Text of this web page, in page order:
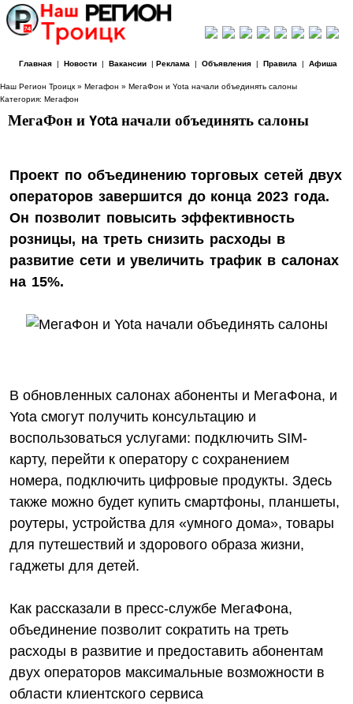
Главная| Новости| Вакансии| Реклама | Объявления| Правила | Афиша
Наш Регион Троицк » Мегафон » МегаФон и Yota начали объединять салоны
Категория: Мегафон
МегаФон и Yota начали объединять салоны
Проект по объединению торговых сетей двух
операторов завершится до конца 2023 года.
Он позволит повысить эффективность
розницы, на треть снизить расходы в
развитие сети и увеличить трафик в салонах
на 15%.
В обновленных салонах абоненты и МегаФона, и
Yota смогут получить консультацию и
воспользоваться услугами: подключить SIM-
карту, перейти к оператору с сохранением
номера, подключить цифровые продукты. Здесь
также можно будет купить смартфоны, планшеты,
роутеры, устройства для «умного дома», товары
для путешествий и здорового образа жизни,
гаджеты для детей.
Как рассказали в пресс-службе МегаФона,
объединение позволит сократить на треть
расходы в развитие и предоставить абонентам
двух операторов максимальные возможности в
области клиентского сервиса